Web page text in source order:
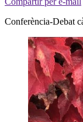
Conferència-Debat